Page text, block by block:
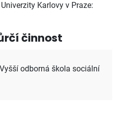
Karlovy v Praze:
činnost
odborná škola sociální